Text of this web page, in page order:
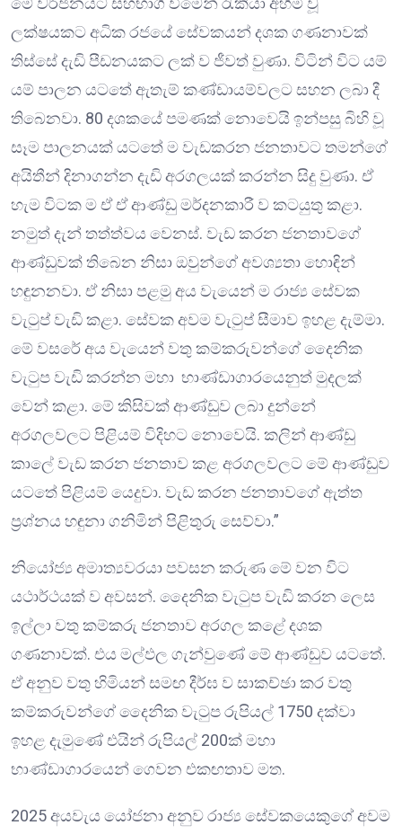
ලක්ෂයකට අධික රජයේ සේවකයන් දශක ගණනාවක්
තිස්සේ දැඩි පීඩනයකට ලක් ව ජීවත් වුණා. විටින් විට යම්
යම් පාලන යටතේ ඇතැම් කණ්ඩායම්වලට සහන ලබා දී
තිබෙනවා. 80 දශකයේ පමණක් නොවෙයි ඉන්පසු බිහි වූ
සෑම පාලනයක් යටතේ ම වැඩකරන ජනතාවට තමන්ගේ
අයිතීන් දිනාගන්න දැඩි අරගලයක් කරන්න සිදු වුණා. ඒ
හැම විටක ම ඒ ඒ ආණ්ඩු මර්දනකාරී ව කටයුතු කළා.
නමුත් දැන් තත්ත්වය වෙනස්. වැඩ කරන ජනතාවගේ
ආණ්ඩුවක් තිබෙන නිසා ඔවුන්ගේ අවශ්‍යතා හොඳින්
හඳුනනවා. ඒ නිසා පළමු අය වැයෙන් ම රාජ්‍ය සේවක
වැටුප් වැඩි කළා. සේවක අවම වැටුප් සීමාව ඉහළ දැම්මා.
මේ වසරේ අය වැයෙන් වතු කම්කරුවන්ගේ දෛනික
වැටුප වැඩි කරන්න මහා භාණ්ඩාගාරයෙනුත් මුදලක්
වෙන් කළා. මේ කිසිවක් ආණ්ඩුව ලබා දුන්නේ
අරගලවලට පිළියම් විදිහට නොවෙයි. කලින් ආණ්ඩු
කාලේ වැඩ කරන ජනතාව කළ අරගලවලට මේ ආණ්ඩුව
යටතේ පිළියම් යෙදුවා. වැඩ කරන ජනතාවගේ ඇත්ත
ප්‍රශ්නය හඳුනා ගනිමින් පිළිතුරු සෙව්වා.”
නියෝජ්‍ය අමාත්‍යවරයා පවසන කරුණ මේ වන විට
යථාර්ථයක් ව අවසන්. දෛනික වැටුප වැඩි කරන ලෙස
ඉල්ලා වතු කම්කරු ජනතාව අරගල කළේ දශක
ගණනාවක්. එය මල්ඵල ගැන්වුණේ මේ ආණ්ඩුව යටතේ.
ඒ අනුව වතු හිමියන් සමඟ දීර්ඝ ව සාකච්ඡා කර වතු
කම්කරුවන්ගේ දෛනික වැටුප රුපියල් 1750 දක්වා
ඉහළ දැමුණේ එයින් රුපියල් 200ක් මහා
භාණ්ඩාගාරයෙන් ගෙවන එකඟතාව මත.
2025 අයවැය යෝජනා අනුව රාජ්‍ය සේවකයෙකුගේ අවම